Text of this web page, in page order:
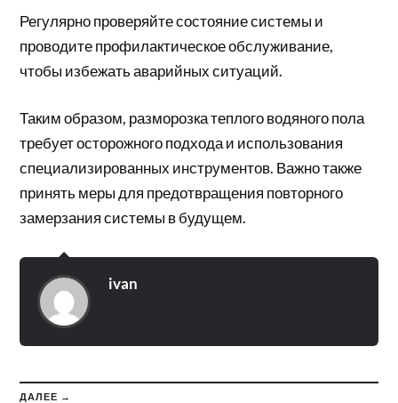
Регулярно проверяйте состояние системы и
проводите профилактическое обслуживание,
чтобы избежать аварийных ситуаций.
Таким образом, разморозка теплого водяного пола
требует осторожного подхода и использования
специализированных инструментов. Важно также
принять меры для предотвращения повторного
замерзания системы в будущем.
ivan
ДАЛЕЕ →